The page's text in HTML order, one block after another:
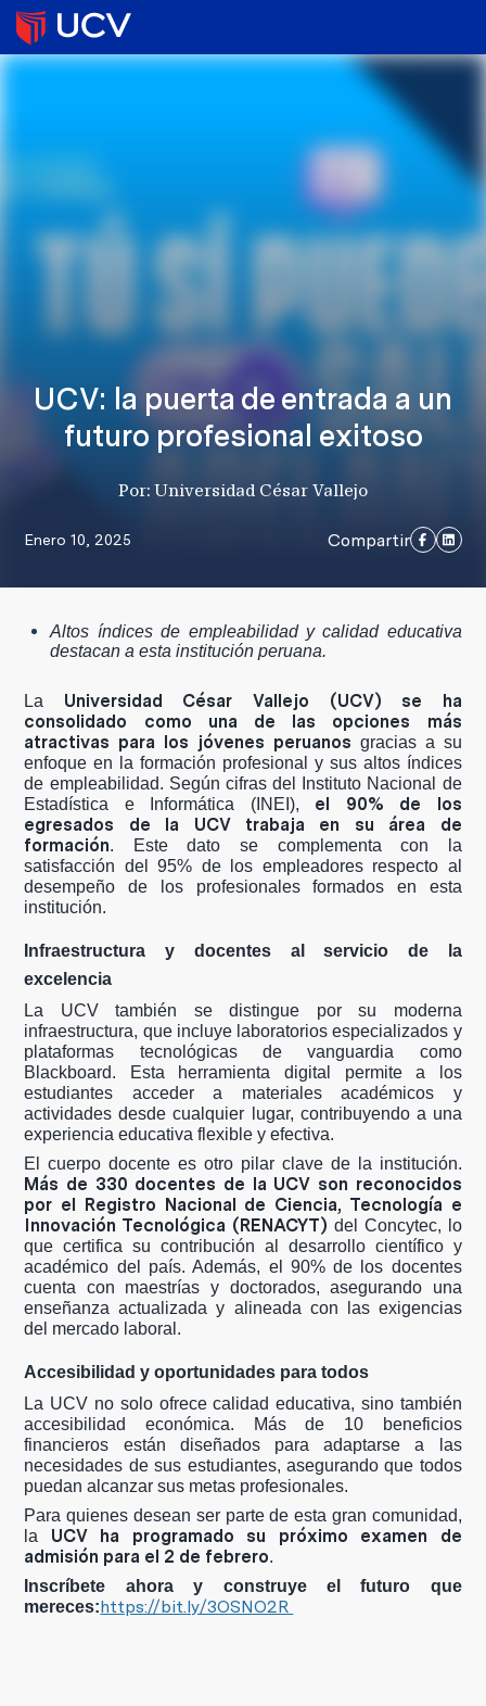
UCV: la puerta de entrada a un
futuro profesional exitoso
Por: Universidad César Vallejo
Enero 10, 2025 Compartir
Altos índices de empleabilidad y calidad educativa
destacan a esta institución peruana.
La Universidad César Vallejo (UCV) se ha
consolidado como una de las opciones más
atractivas para los jóvenes peruanos gracias a su
enfoque en la formación profesional y sus altos índices
de empleabilidad. Según cifras del Instituto Nacional de
Estadística e Informática (INEI), el 90% de los
egresados de la UCV trabaja en su área de
formación. Este dato se complementa con la
satisfacción del 95% de los empleadores respecto al
desempeño de los profesionales formados en esta
institución.
Infraestructura y docentes al servicio de la
excelencia
La UCV también se distingue por su moderna
infraestructura, que incluye laboratorios especializados y
plataformas tecnológicas de vanguardia como
Blackboard. Esta herramienta digital permite a los
estudiantes acceder a materiales académicos y
actividades desde cualquier lugar, contribuyendo a una
experiencia educativa flexible y efectiva.
El cuerpo docente es otro pilar clave de la institución.
Más de 330 docentes de la UCV son reconocidos
por el Registro Nacional de Ciencia, Tecnología e
Innovación Tecnológica (RENACYT) del Concytec, lo
que certifica su contribución al desarrollo científico y
académico del país. Además, el 90% de los docentes
cuenta con maestrías y doctorados, asegurando una
enseñanza actualizada y alineada con las exigencias
del mercado laboral.
Accesibilidad y oportunidades para todos
La UCV no solo ofrece calidad educativa, sino también
accesibilidad económica. Más de 10 beneficios
financieros están diseñados para adaptarse a las
necesidades de sus estudiantes, asegurando que todos
puedan alcanzar sus metas profesionales.
Para quienes desean ser parte de esta gran comunidad,
la UCV ha programado su próximo examen de
admisión para el 2 de febrero.
Inscríbete ahora y construye el futuro que
mereces:https://bit.ly/3OSNO2R